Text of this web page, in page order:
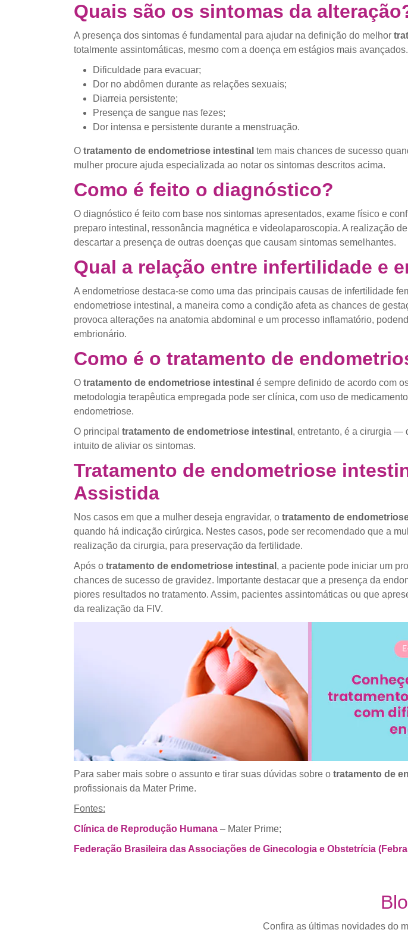
Quais são os sintomas da
A presença dos sintomas é fundamental para ajudar na definição do melhor
totalmente assintomáticas, mesmo com a doença em estágios mais
Dificuldade para evacuar;
Dor no abdômen durante as relações sexuais;
Diarreia persistente;
Presença de sangue nas fezes;
Dor intensa e persistente durante a menstruação.
O tratamento de endometriose intestinal tem mais chances de sucesso
mulher procure ajuda especializada ao notar os sintomas descritos acima.
Como é feito o diagnóstico?
O diagnóstico é feito com base nos sintomas apresentados, exame físico e
preparo intestinal, ressonância magnética e videolaparoscopia. A realização
descartar a presença de outras doenças que causam sintomas semelhantes.
Qual a relação entre infertilidade e
A endometriose destaca-se como uma das principais causas de infertilidade
endometriose intestinal, a maneira como a condição afeta as chances de
provoca alterações na anatomia abdominal e um processo inflamatório,
embrionário.
Como é o tratamento de
O tratamento de endometriose intestinal é sempre definido de acordo com
metodologia terapêutica empregada pode ser clínica, com uso de
endometriose.
O principal tratamento de endometriose intestinal , entretanto, é a cirurgia —
intuito de aliviar os sintomas.
Tratamento de endometriose
Assistida
Nos casos em que a mulher deseja engravidar, o tratamento de
quando há indicação cirúrgica. Nestes casos, pode ser recomendado que a
realização da cirurgia, para preservação da fertilidade.
Após o tratamento de endometriose intestinal , a paciente pode iniciar um
chances de sucesso de gravidez. Importante destacar que a presença da
piores resultados no tratamento. Assim, pacientes assintomáticas ou que
da realização da FIV.
Para saber mais sobre o assunto e tirar suas dúvidas sobre o tratamento de
profissionais da Mater Prime.
Fontes:
Clínica de Reprodução Humana– Mater Prime;
Federação Brasileira das Associações de Ginecologia e Obstetrícia
Confira as últimas novidades do